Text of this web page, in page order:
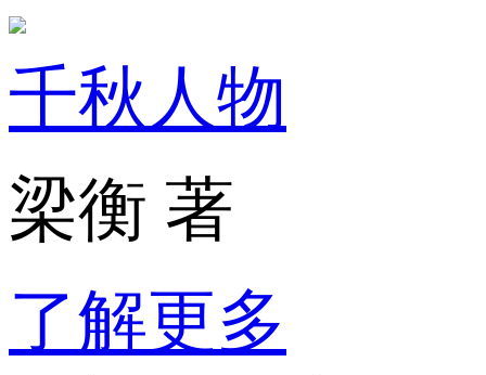
千秋人物
梁衡 著
了解更多